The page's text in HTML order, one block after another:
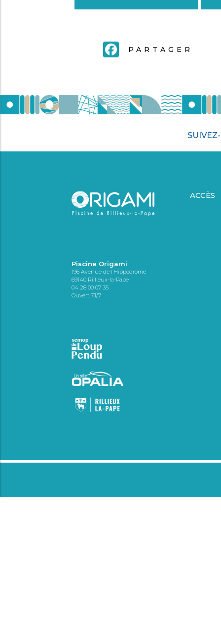
FACEBOOK
PARTAGER
Piscine Origami
196 Avenue de l’Hippodrome
69140 Rillieux-la-Pape
04 28 00 07 35
Ouvert 7J/7
ACCÈS